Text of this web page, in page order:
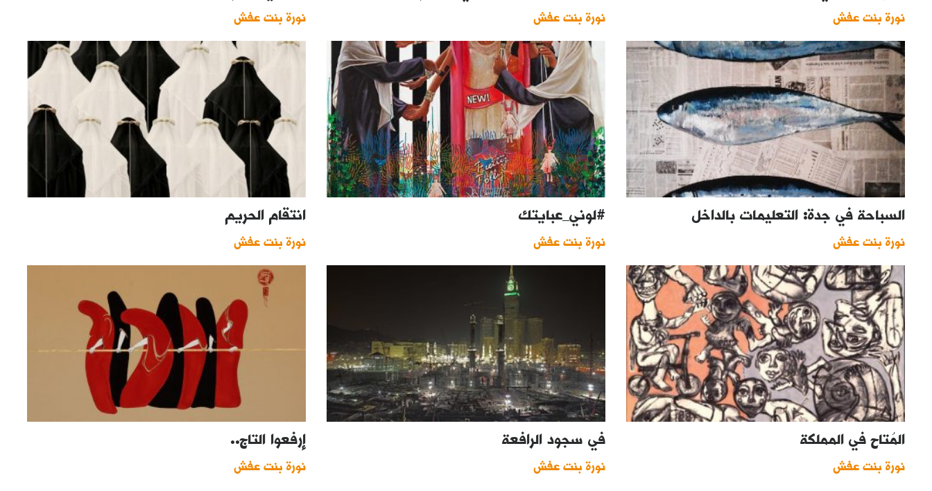
نورة بنت عفش نورة بنت عفش نورة بنت عفش
السباحة في جدة: التعليمات بالداخل
نورة بنت عفش
#لوني_عبايتك
نورة بنت عفش
انتقام الحريم
نورة بنت عفش
المُتاح في المملكة
نورة بنت عفش
في سجود الرافعة
نورة بنت عفش
إرفعوا التاج..
نورة بنت عفش